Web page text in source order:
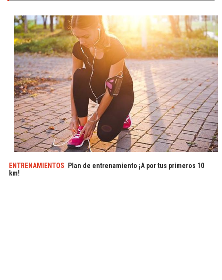
ENTRENAMIENTOS
Plan de entrenamiento ¡A por tus primeros 10
km!